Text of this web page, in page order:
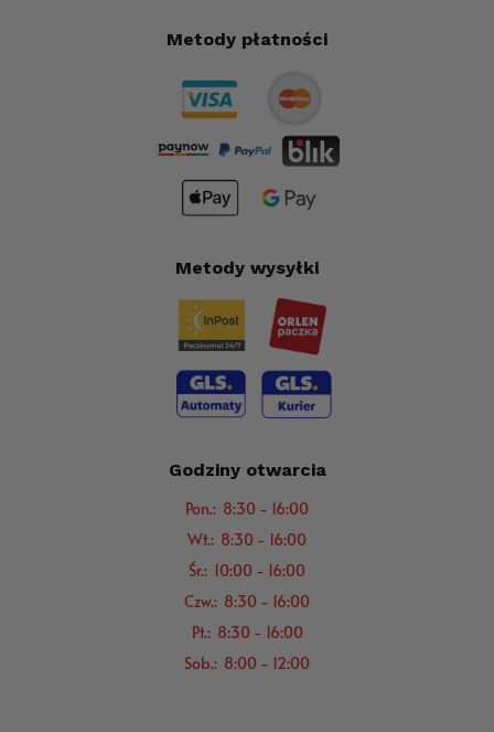
Metody płatności
Metody wysyłki
Godziny otwarcia
Pon.: 8:30 - 16:00
Wt.: 8:30 - 16:00
Śr.: 10:00 - 16:00
Czw.: 8:30 - 16:00
Pt.: 8:30 - 16:00
Sob.: 8:00 - 12:00